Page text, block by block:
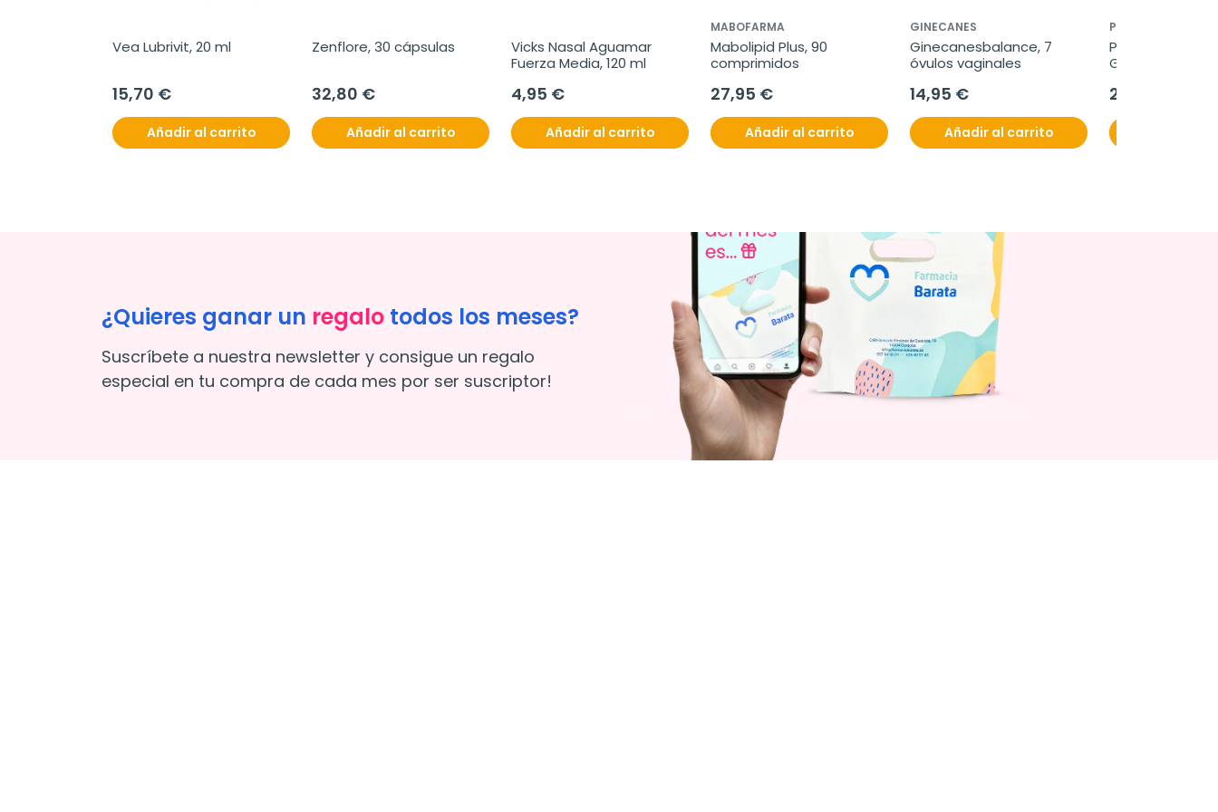
Vea Lubrivit, 20 ml
15,70 €
Añadir al carrito
Zenflore, 30 cápsulas
32,80 €
Añadir al carrito
Vicks Nasal Aguamar
Fuerza Media, 120 ml
4,95 €
Añadir al carrito
MABOFARMA
Mabolipid Plus, 90
comprimidos
27,95 €
Añadir al carrito
GINECANES
Ginecanesbalance, 7
óvulos vaginales
14,95 €
Añadir al carrito
PROCARE HEALTH
Palomacare
Gel Reparador,
20,65 €
¿Quieres ganar un regalo todos los meses?
Suscríbete a nuestra newsletter y consigue un regalo
especial en tu compra de cada mes por ser suscriptor!